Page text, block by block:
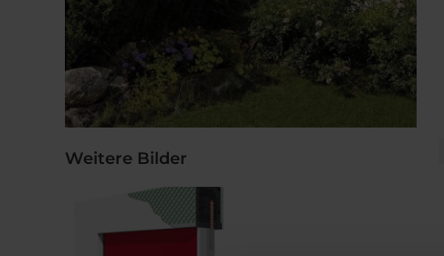
Weitere Bilder